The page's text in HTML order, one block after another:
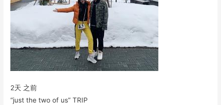
2天 之前
“just the two of us” TRIP